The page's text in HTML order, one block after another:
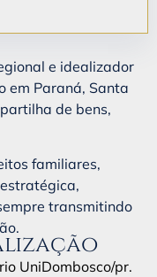
e idealizador
em Paraná, Santa
de bens,
familiares,
transmitindo
UniDombosco/pr.